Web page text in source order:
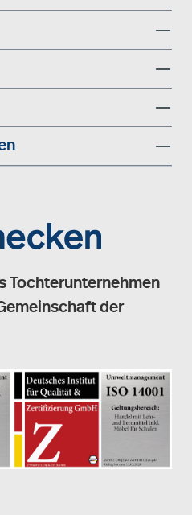
Tochterunternehmen
der